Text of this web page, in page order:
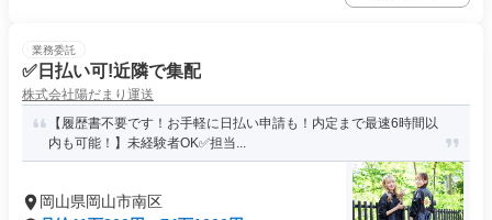
業務委託
✅日払い可!近隣で集配
株式会社陽だまり運送
【履歴書不要です！お手軽に日払い申請も！内定まで最速6時間以
内も可能！】未経験者OK✅担当...
岡山県岡山市南区